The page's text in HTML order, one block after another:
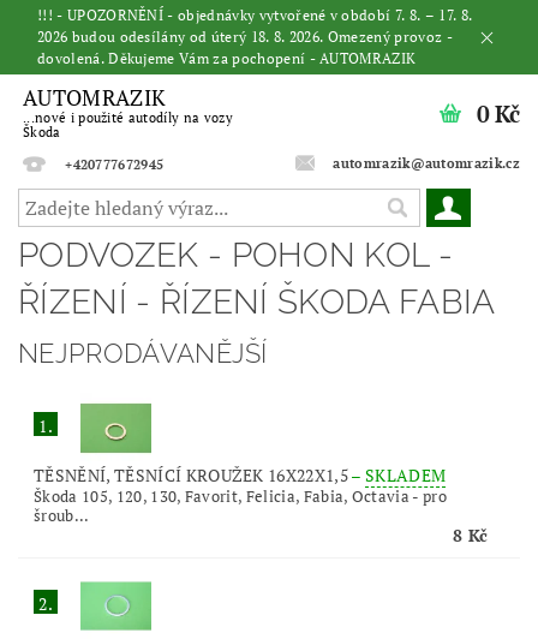
!!! - UPOZORNĚNÍ - objednávky vytvořené v období 7. 8. – 17. 8.
2026 budou odesílány od úterý 18. 8. 2026. Omezený provoz -
dovolená. Děkujeme Vám za pochopení - AUTOMRAZIK
AUTOMRAZIK
...nové i použité autodíly na vozy
Škoda
+420777672945
automrazik@automrazik.cz
0 Kč
PODVOZEK - POHON KOL -
ŘÍZENÍ - ŘÍZENÍ ŠKODA FABIA
NEJPRODÁVANĚJŠÍ
1.
TĚSNĚNÍ, TĚSNÍCÍ KROUŽEK 16X22X1,5– SKLADEM
Škoda 105, 120, 130, Favorit, Felicia, Fabia, Octavia - pro
šroub...
8 Kč
2.